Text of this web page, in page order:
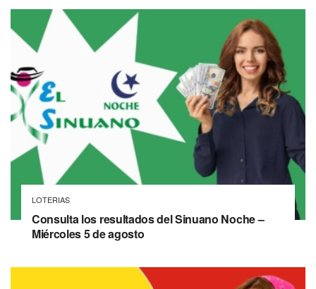
LOTERIAS
Consulta los resultados del Sinuano Noche –
Miércoles 5 de agosto